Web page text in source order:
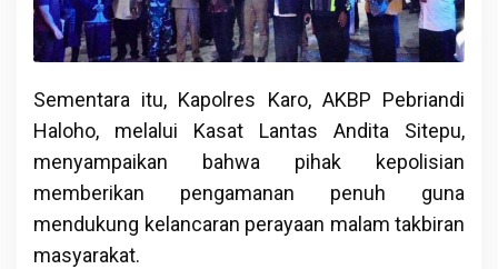
Sementara itu, Kapolres Karo, AKBP Pebriandi
Haloho, melalui Kasat Lantas Andita Sitepu,
menyampaikan bahwa pihak kepolisian
memberikan pengamanan penuh guna
mendukung kelancaran perayaan malam takbiran
masyarakat.